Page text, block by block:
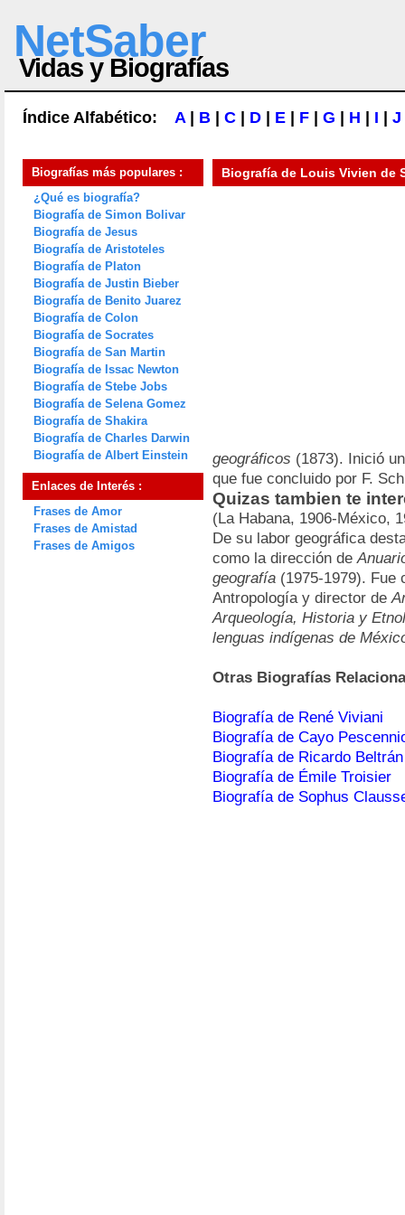
NetSaber
Vidas y Biografías
Índice Alfabético: A| B C D E F G H I J
Biografías más populares :
¿Qué es biografía?
Biografía de Simon Bolivar
Biografía de Jesus
Biografía de Aristoteles
Biografía de Platon
Biografía de Justin Bieber
Biografía de Benito Juarez
Biografía de Colon
Biografía de Socrates
Biografía de San Martin
Biografía de Issac Newton
Biografía de Stebe Jobs
Biografía de Selena Gomez
Biografía de Shakira
Biografía de Charles Darwin
Biografía de Albert Einstein
Enlaces de Interés :
Frases de Amor
Frases de Amistad
Frases de Amigos
Biografía de Louis Vivien de
geográficos (1873). Inició
que fue concluido por F.
Quizas tambien te
(La Habana, 1906-México,
De su labor geográfica
como la dirección de
geografía (1975-1979). Fue
Antropología y director de
Arqueología, Historia y
lenguas indígenas de
Otras Biografías
Biografía de René Viviani
Biografía de Cayo
Biografía de Ricardo
Biografía de Émile Troisier
Biografía de Sophus